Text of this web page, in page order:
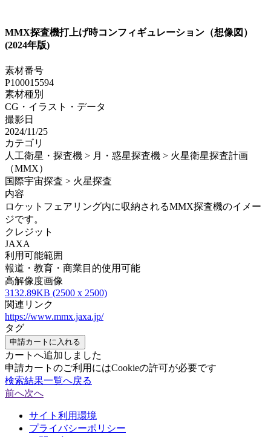
MMX探査機打上げ時コンフィギュレーション（想像図）
(2024年版)
素材番号
P100015594
素材種別
CG・イラスト・データ
撮影日
2024/11/25
カテゴリ
人工衛星・探査機 > 月・惑星探査機 > 火星衛星探査計画
（MMX）
国際宇宙探査 > 火星探査
内容
ロケットフェアリング内に収納されるMMX探査機のイメー
ジです。
クレジット
JAXA
利用可能範囲
報道・教育・商業目的使用可能
高解像度画像
3132.89KB (2500 x 2500)
関連リンク
https://www.mmx.jaxa.jp/
タグ
申請カートに入れる
カートへ追加しました
申請カートのご利用にはCookieの許可が必要です
検索結果一覧へ戻る
前へ次へ
サイト利用環境
プライバシーポリシー